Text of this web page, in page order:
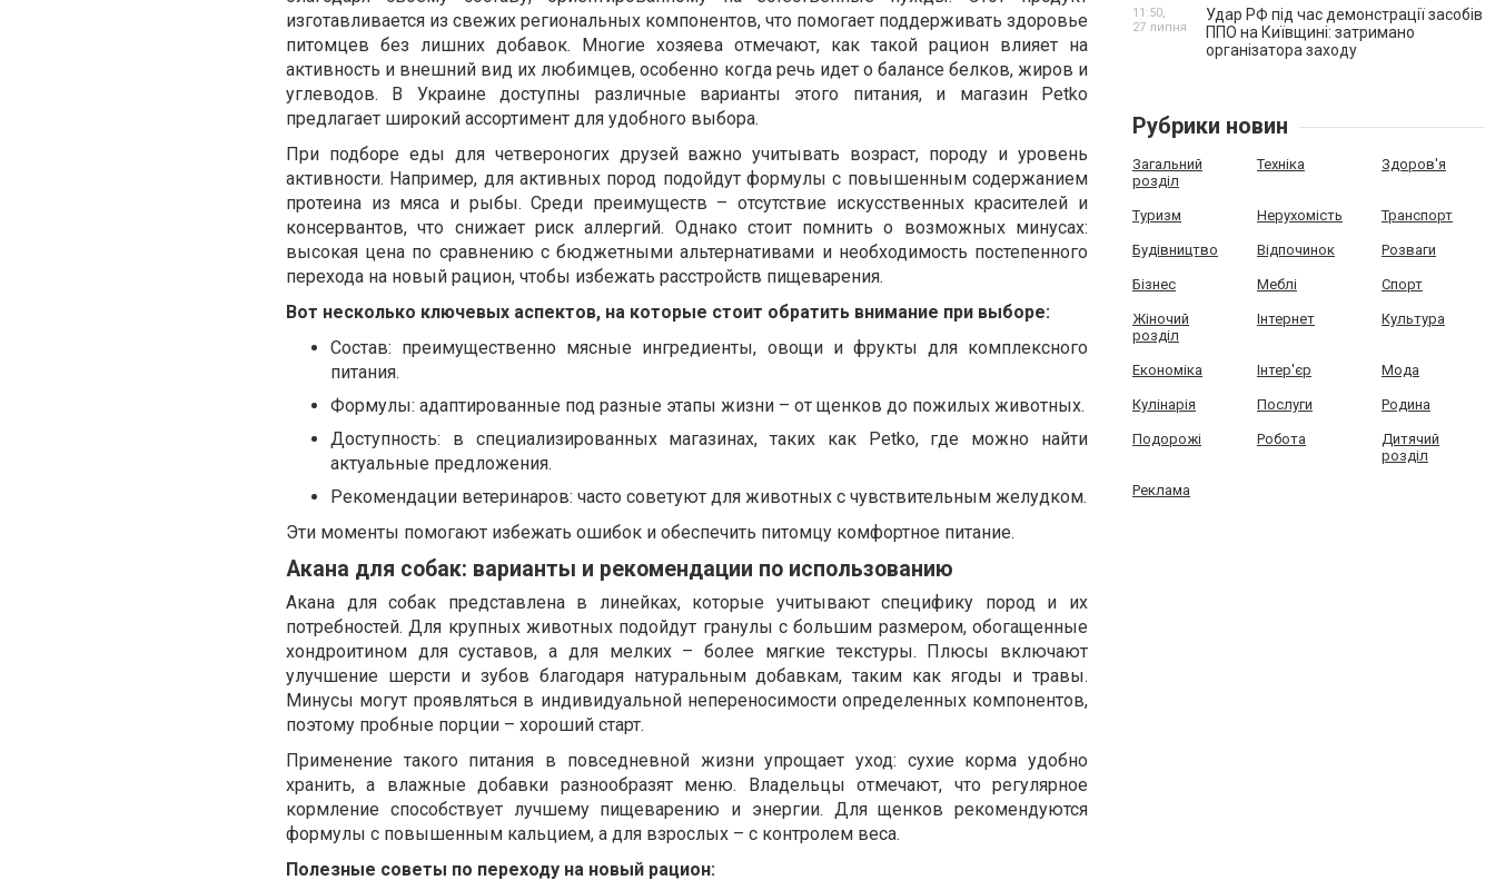
изготавливается из свежих региональных компонентов, что помогает поддерживать здоровье
питомцев без лишних добавок. Многие хозяева отмечают, как такой рацион влияет на
активность и внешний вид их любимцев, особенно когда речь идет о балансе белков, жиров и
углеводов. В Украине доступны различные варианты этого питания, и магазин Petko
предлагает широкий ассортимент для удобного выбора.
При подборе еды для четвероногих друзей важно учитывать возраст, породу и уровень
активности. Например, для активных пород подойдут формулы с повышенным содержанием
протеина из мяса и рыбы. Среди преимуществ – отсутствие искусственных красителей и
консервантов, что снижает риск аллергий. Однако стоит помнить о возможных минусах:
высокая цена по сравнению с бюджетными альтернативами и необходимость постепенного
перехода на новый рацион, чтобы избежать расстройств пищеварения.
Вот несколько ключевых аспектов, на которые стоит обратить внимание при выборе:
Состав: преимущественно мясные ингредиенты, овощи и фрукты для комплексного
питания.
Формулы: адаптированные под разные этапы жизни – от щенков до пожилых животных.
Доступность: в специализированных магазинах, таких как Petko, где можно найти
актуальные предложения.
Рекомендации ветеринаров: часто советуют для животных с чувствительным желудком.
Эти моменты помогают избежать ошибок и обеспечить питомцу комфортное питание.
Акана для собак: варианты и рекомендации по использованию
Акана для собак представлена в линейках, которые учитывают специфику пород и их
потребностей. Для крупных животных подойдут гранулы с большим размером, обогащенные
хондроитином для суставов, а для мелких – более мягкие текстуры. Плюсы включают
улучшение шерсти и зубов благодаря натуральным добавкам, таким как ягоды и травы.
Минусы могут проявляться в индивидуальной непереносимости определенных компонентов,
поэтому пробные порции – хороший старт.
Применение такого питания в повседневной жизни упрощает уход: сухие корма удобно
хранить, а влажные добавки разнообразят меню. Владельцы отмечают, что регулярное
кормление способствует лучшему пищеварению и энергии. Для щенков рекомендуются
формулы с повышенным кальцием, а для взрослых – с контролем веса.
Полезные советы по переходу на новый рацион:
Удар РФ під час демонстрації засобів
ППО на Київщині: затримано
організатора заходу
11:50,
27 липня
Рубрики новин
Загальний
розділ
Техніка Здоров'я
Туризм Нерухомість Транспорт
Будівництво Відпочинок Розваги
Бізнес Меблі Спорт
Жіночий
розділ
Інтернет Культура
Економіка Інтер'єр Мода
Кулінарія Послуги Родина
Подорожі Робота
Дитячий
розділ
Реклама